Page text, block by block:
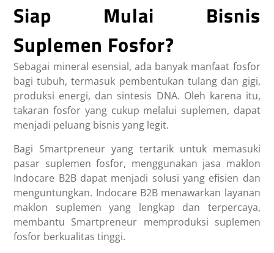
Siap Mulai Bisnis
Suplemen Fosfor?
Sebagai mineral esensial, ada banyak manfaat fosfor
bagi tubuh, termasuk pembentukan tulang dan gigi,
produksi energi, dan sintesis DNA. Oleh karena itu,
takaran fosfor yang cukup melalui suplemen, dapat
menjadi peluang bisnis yang legit.
Bagi Smartpreneur yang tertarik untuk memasuki
pasar suplemen fosfor, menggunakan jasa maklon
Indocare B2B dapat menjadi solusi yang efisien dan
menguntungkan. Indocare B2B menawarkan layanan
maklon suplemen yang lengkap dan terpercaya,
membantu Smartpreneur memproduksi suplemen
fosfor berkualitas tinggi.